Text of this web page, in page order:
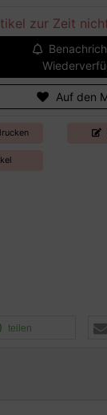
zur Zeit
Auf den
teilen